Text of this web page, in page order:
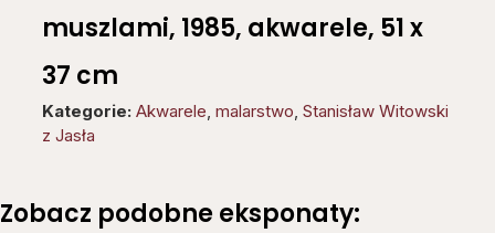
muszlami, 1985, akwarele, 51 x
37 cm
Kategorie: Akwarele, malarstwo, Stanisław Witowski
z Jasła
Zobacz podobne eksponaty: